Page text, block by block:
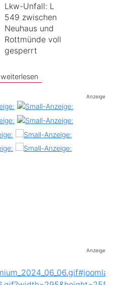
Lkw-Unfall: L
549 zwischen
Neuhaus und
Rottmünde voll
gesperrt
weiterlesen
Anzeige
Anzeige